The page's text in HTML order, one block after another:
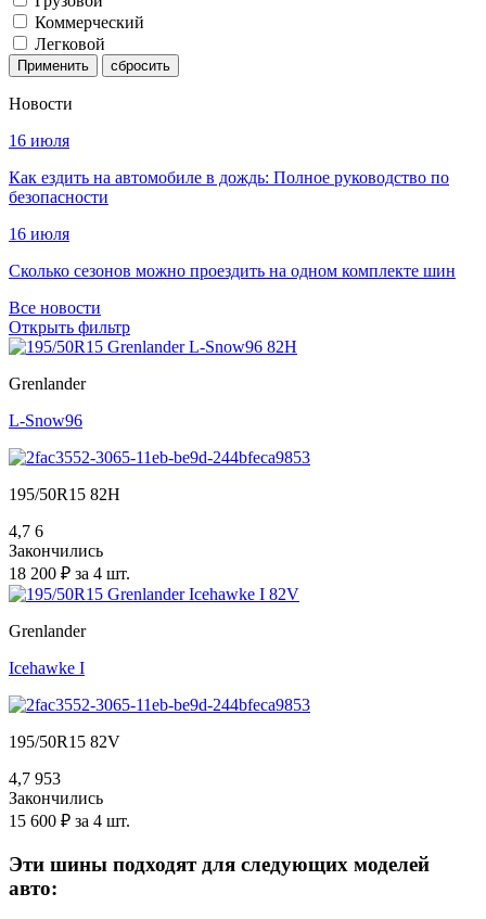
Коммерческий
Легковой
Применить
Новости
16 июля
Как ездить на автомобиле в дождь: Полное руководство по
безопасности
16 июля
Сколько сезонов можно проездить на одном комплекте шин
Все новости
Открыть фильтр
Grenlander
L-Snow96
195/50R15 82H
4,7 6
Закончились
18 200 ₽ за 4 шт.
Grenlander
Icehawke I
195/50R15 82V
4,7 953
Закончились
15 600 ₽ за 4 шт.
Эти шины подходят для следующих моделей
авто: